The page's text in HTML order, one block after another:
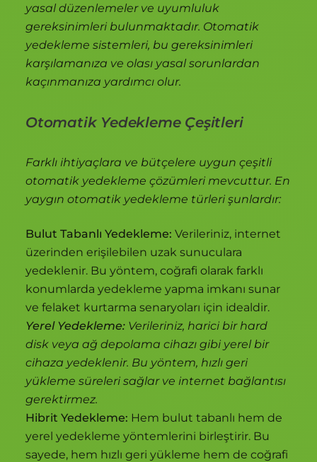
yasal düzenlemeler ve uyumluluk
gereksinimleri bulunmaktadır. Otomatik
yedekleme sistemleri, bu gereksinimleri
karşılamanıza ve olası yasal sorunlardan
kaçınmanıza yardımcı olur.
Otomatik Yedekleme Çeşitleri
Farklı ihtiyaçlara ve bütçelere uygun çeşitli
otomatik yedekleme çözümleri mevcuttur. En
yaygın otomatik yedekleme türleri şunlardır:
Bulut Tabanlı Yedekleme: Verileriniz, internet
üzerinden erişilebilen uzak sunuculara
yedeklenir. Bu yöntem, coğrafi olarak farklı
konumlarda yedekleme yapma imkanı sunar
ve felaket kurtarma senaryoları için idealdir.
Yerel Yedekleme: Verileriniz, harici bir hard
disk veya ağ depolama cihazı gibi yerel bir
cihaza yedeklenir. Bu yöntem, hızlı geri
yükleme süreleri sağlar ve internet bağlantısı
gerektirmez.
Hibrit Yedekleme: Hem bulut tabanlı hem de
yerel yedekleme yöntemlerini birleştirir. Bu
sayede, hem hızlı geri yükleme hem de coğrafi